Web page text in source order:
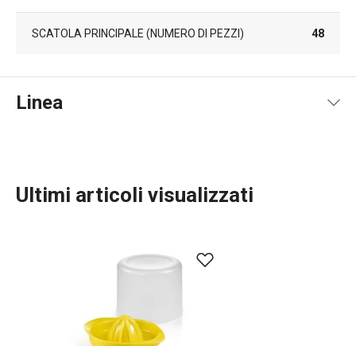
SCATOLA PRINCIPALE (NUMERO DI PEZZI) 48
Linea
Ultimi articoli visualizzati